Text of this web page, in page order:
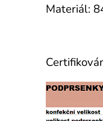
Materiál: